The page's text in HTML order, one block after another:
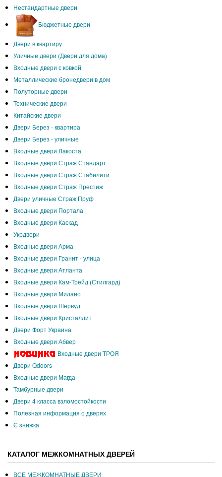
Нестандартные двери
Бюджетные двери
Двери в квартиру
Уличные двери (Двери для дома)
Входные двери с ковкой
Металлические бронедвери в дом
Полуторные двери
Технические двери
Китайские двери
Двери Берез - квартира
Двери Берез - уличные
Входные двери Лакоста
Входные двери Страж Стандарт
Входные двери Страж Стабилити
Входные двери Страж Престиж
Двери уличные Страж Пруф
Входные двери Портала
Входные двери Каскад
Укрдвери
Входные двери Арма
Входные двери Гранит - улица
Входные двери Атланта
Входные двери Кам-Трейд (Стилгард)
Входные двери Милано
Входные двери Шервуд
Входные двери Кристаллит
Двери Форт Украина
Входные двери Абвер
Входные двери ТРОЯ
Двери Qdoors
Входные двери Магда
Тамбурные двери
Двери 4 класса взломостойкости
Полезная информация о дверях
Є знижка
КАТАЛОГ МЕЖКОМНАТНЫХ ДВЕРЕЙ
ВСЕ МЕЖКОМНАТНЫЕ ДВЕРИ